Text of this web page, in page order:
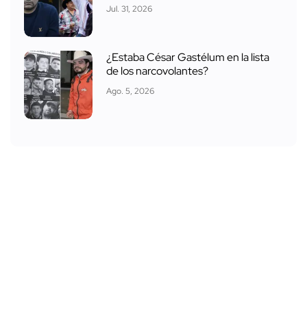
Jul. 31, 2026
¿Estaba César Gastélum en la lista
de los narcovolantes?
Ago. 5, 2026